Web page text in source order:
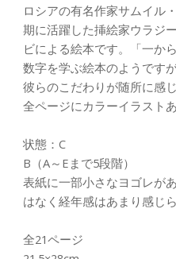
ロシアの有名作家サムイル
期に活躍した挿絵家ウラジ
ビによる絵本です。「一か
数字を学ぶ絵本のようです
彼らのこだわりが随所に感
全ページにカラーイラスト
状態：C
B（A～Eまで5段階）
表紙に一部小さなヨゴレが
はなく経年感はあまり感じ
全21ページ